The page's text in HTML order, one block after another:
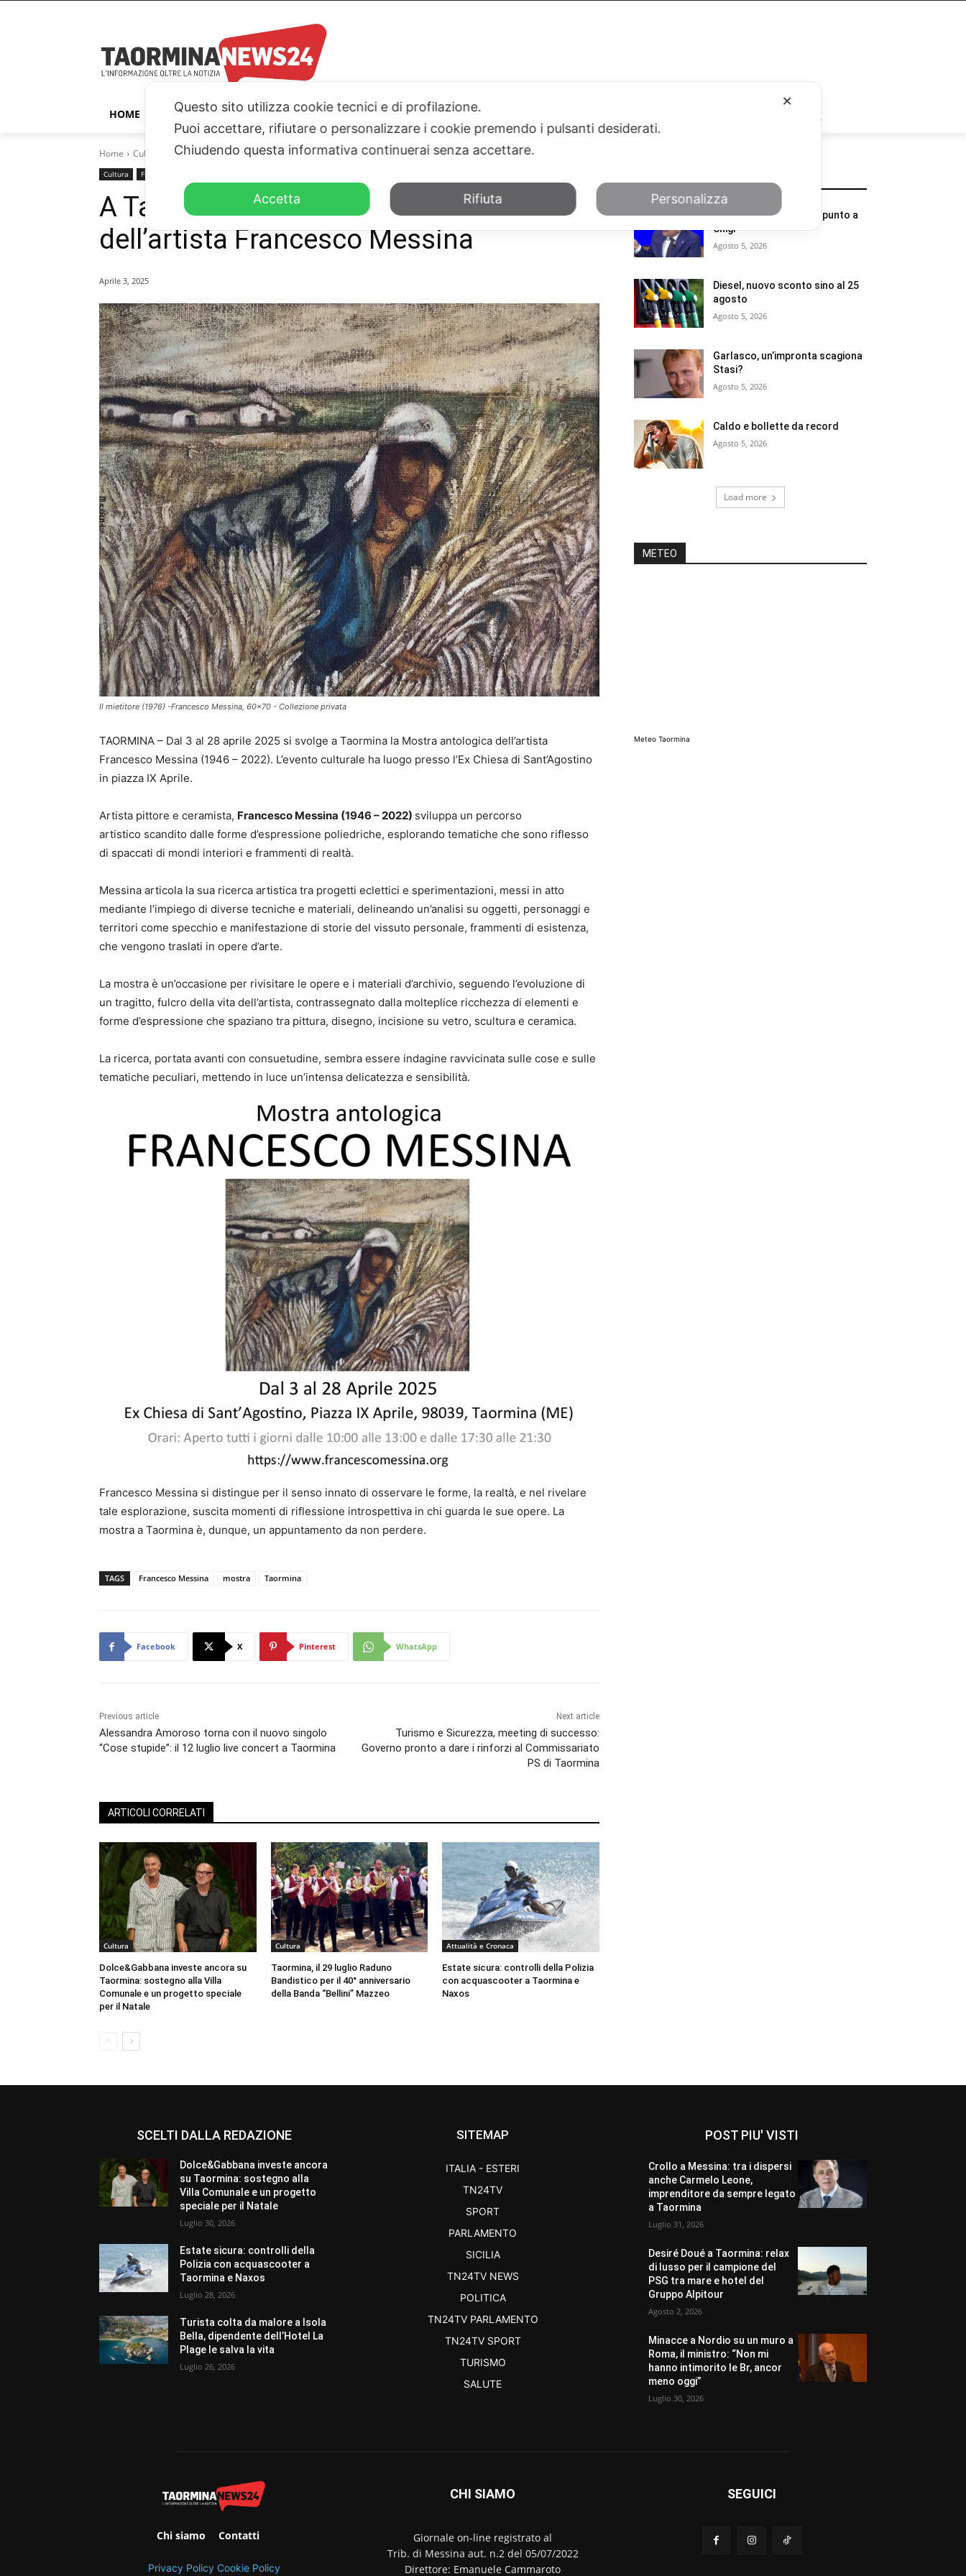
HOME TAORMINA ITALIA – ESTERI PARLAMENTO SICILIA
Home Cultura A Taormina la mostra antologica dell'artista Francesco Messina
Cultura FOCUS
A Taormina la mostra antologica
dell’artista Francesco Messina
Aprile 3, 2025
Il mietitore (1976) -Francesco Messina, 60x70 - Collezione privata
TAORMINA – Dal 3 al 28 aprile 2025 si svolge a Taormina la Mostra antologica dell’artista
Francesco Messina (1946 – 2022). L’evento culturale ha luogo presso l’Ex Chiesa di Sant’Agostino
in piazza IX Aprile.
Artista pittore e ceramista, Francesco Messina (1946 – 2022) sviluppa un percorso
artistico scandito dalle forme d’espressione poliedriche, esplorando tematiche che sono riflesso
di spaccati di mondi interiori e frammenti di realtà.
Messina articola la sua ricerca artistica tra progetti eclettici e sperimentazioni, messi in atto
mediante l’impiego di diverse tecniche e materiali, delineando un’analisi su oggetti, personaggi e
territori come specchio e manifestazione di storie del vissuto personale, frammenti di esistenza,
che vengono traslati in opere d’arte.
La mostra è un’occasione per rivisitare le opere e i materiali d’archivio, seguendo l’evoluzione di
un tragitto, fulcro della vita dell’artista, contrassegnato dalla molteplice ricchezza di elementi e
forme d’espressione che spaziano tra pittura, disegno, incisione su vetro, scultura e ceramica.
La ricerca, portata avanti con consuetudine, sembra essere indagine ravvicinata sulle cose e sulle
tematiche peculiari, mettendo in luce un’intensa delicatezza e sensibilità.
Francesco Messina si distingue per il senso innato di osservare le forme, la realtà, e nel rivelare
tale esplorazione, suscita momenti di riflessione introspettiva in chi guarda le sue opere. La
mostra a Taormina è, dunque, un appuntamento da non perdere.
TAGS Francesco Messina mostra Taormina
Facebook X Pinterest WhatsApp
Previous article
Alessandra Amoroso torna con il nuovo singolo
“Cose stupide”: il 12 luglio live concert a Taormina
Next article
Turismo e Sicurezza, meeting di successo:
Governo pronto a dare i rinforzi al Commissariato
PS di Taormina
ARTICOLI CORRELATI
Cultura
Dolce&Gabbana investe ancora su
Taormina: sostegno alla Villa
Comunale e un progetto speciale
per il Natale
Cultura
Taormina, il 29 luglio Raduno
Bandistico per il 40° anniversario
della Banda “Bellini” Mazzeo
Attualità e Cronaca
Estate sicura: controlli della Polizia
con acquascooter a Taormina e
Naxos
Cratere Centro Italia, il punto a
Chigi
Agosto 5, 2026
Diesel, nuovo sconto sino al 25
agosto
Agosto 5, 2026
Garlasco, un’impronta scagiona
Stasi?
Agosto 5, 2026
Caldo e bollette da record
Agosto 5, 2026
Load more
METEO
Meteo Taormina
SCELTI DALLA REDAZIONE
Dolce&Gabbana investe ancora
su Taormina: sostegno alla
Villa Comunale e un progetto
speciale per il Natale
Luglio 30, 2026
Estate sicura: controlli della
Polizia con acquascooter a
Taormina e Naxos
Luglio 28, 2026
Turista colta da malore a Isola
Bella, dipendente dell’Hotel La
Plage le salva la vita
Luglio 26, 2026
SITEMAP
ITALIA - ESTERI
TN24TV
SPORT
PARLAMENTO
SICILIA
TN24TV NEWS
POLITICA
TN24TV PARLAMENTO
TN24TV SPORT
TURISMO
SALUTE
POST PIU' VISTI
Crollo a Messina: tra i dispersi
anche Carmelo Leone,
imprenditore da sempre legato
a Taormina
Luglio 31, 2026
Desiré Doué a Taormina: relax
di lusso per il campione del
PSG tra mare e hotel del
Gruppo Alpitour
Agosto 2, 2026
Minacce a Nordio su un muro a
Roma, il ministro: “Non mi
hanno intimorito le Br, ancor
meno oggi”
Luglio 30, 2026
Chi siamo Contatti
Privacy Policy Cookie Policy
CHI SIAMO
Giornale on-line registrato al
Trib. di Messina aut. n.2 del 05/07/2022
Direttore: Emanuele Cammaroto
SEGUICI
✕
Questo sito utilizza cookie tecnici e di profilazione.
Puoi accettare, rifiutare o personalizzare i cookie premendo i pulsanti desiderati.
Chiudendo questa informativa continuerai senza accettare.
Accetta Rifiuta Personalizza